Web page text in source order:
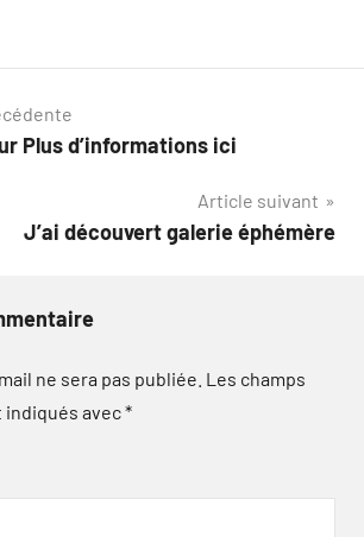
Plus d’informations ici
Article suivant
J’ai découvert galerie éphémère
ne sera pas publiée. Les champs
avec*